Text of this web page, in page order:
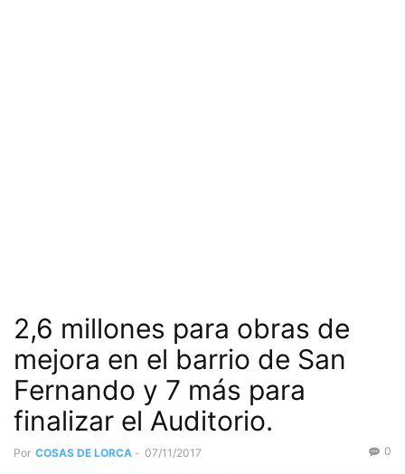
2,6 millones para obras de
mejora en el barrio de San
Fernando y 7 más para
finalizar el Auditorio.
Por COSAS DE LORCA - 07/11/2017 0